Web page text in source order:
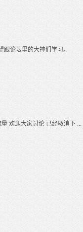
论坛里的大神们学习。
欢迎大家讨论 已经取消下 ...